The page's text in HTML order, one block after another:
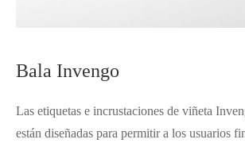
Bala Invengo
Las etiquetas e incrustaciones de viñeta
están diseñadas para permitir a los usuarios